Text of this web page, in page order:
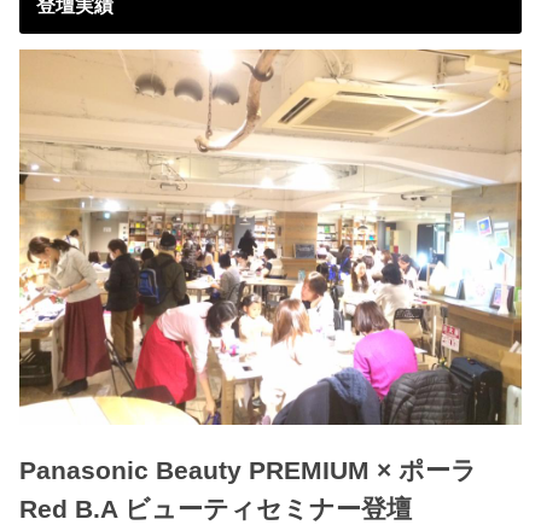
登壇実績
Panasonic Beauty PREMIUM × ポーラ
Red B.A ビューティセミナー登壇